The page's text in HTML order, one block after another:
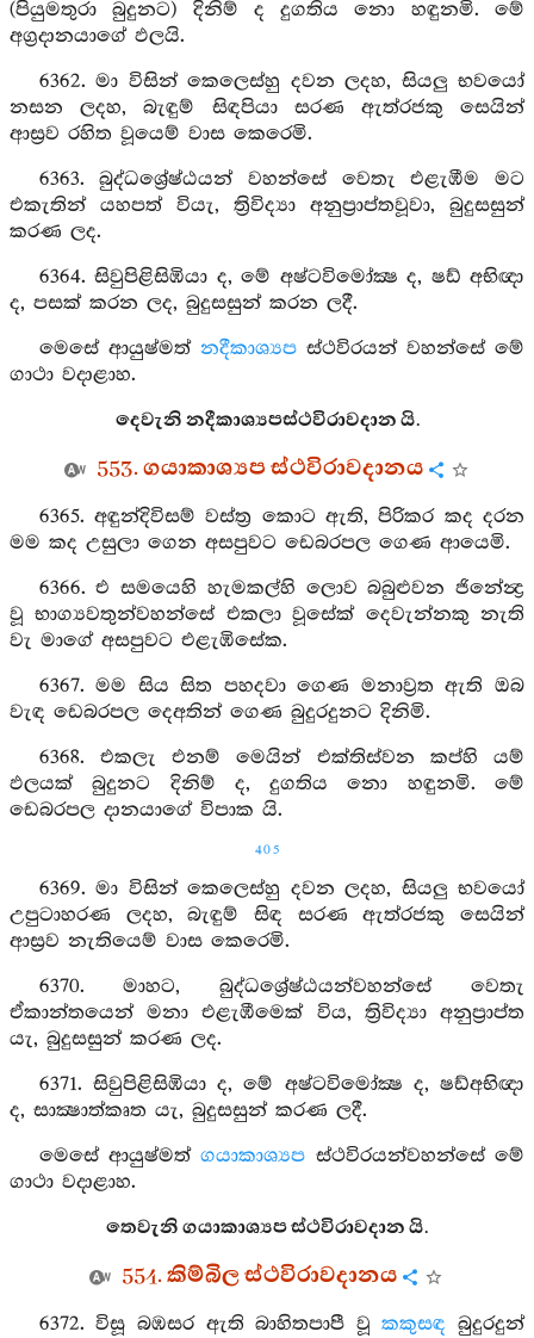
(පියුමතුරා බුදුනට) දිනිම් ද දුගතිය නො හඳුනමි. මේ
අග්‍රදානයාගේ ඵලයි.
6362. මා විසින් කෙලෙස්හු දවන ලදහ, සියලු භවයෝ
නසන ලදහ, බැඳුම් සිඳපියා සරණ ඇත්රජකු සෙයින්
ආස්‍රව රහිත වූයෙම් වාස කෙරෙමි.
6363. බුද්ධශ්‍රේෂ්ඨයන් වහන්සේ වෙතැ එළැඹීම මට
එකැතින් යහපත් වියැ, ත්‍රිවිද්‍යා අනුප්‍රාප්තවූවා, බුදුසසුන්
කරණ ලද.
6364. සිවුපිළිසිඹියා ද, මේ අෂ්ටවිමෝක්‍ෂ ද, ෂඩ් අභිඥා
ද, පසක් කරන ලද, බුදුසසුන් කරන ලදී.
මෙසේ ආයුෂ්මත් නදීකාශ්‍යපස්ථවිරයන් වහන්සේ මේ
ගාථා වදාළාහ.
දෙවැනි නදීකාශ්‍යපස්ථවිරාවදාන යි.
553. ගයාකාශ්‍යප ස්ථවිරාවදානය
6365. අඳුන්දිවිසම් වස්ත්‍ර කොට ඇති, පිරිකර කද දරන
මම කද උසුලා ගෙන අසපුවට ඩෙබරපල ගෙණ ආයෙමි.
6366. එ සමයෙහි හැමකල්හි ලොව බබුළුවන ජිනේන්‍ද්‍ර
වූ භාග්‍යවතුන්වහන්සේ එකලා වූසේක් දෙවැන්නකු නැති
වැ මාගේ අසපුවට එළැඹිසේක.
6367. මම සිය සිත පහදවා ගෙණ මනාව්‍රත ඇති ඔබ
වැඳ ඩෙබරපල දෙඅතින් ගෙණ බුදුරදුනට දිනිමි.
6368. එකලැ එනම් මෙයින් එක්තිස්වන කප්හි යම්
ඵලයක් බුදුනට දිනිම් ද, දුගතිය නො හඳුනමි. මේ
ඩෙබරපල දානයාගේ විපාක යි.
405
6369. මා විසින් කෙලෙස්හු දවන ලදහ, සියලු භවයෝ
උපුටාහරණ ලදහ, බැඳුම් සිඳ සරණ ඇත්රජකු සෙයින්
ආස්‍රව නැතියෙම් වාස කෙරෙමි.
6370. මාහට, බුද්ධශ්‍රේෂ්ඨයන්වහන්සේ වෙතැ
ඒකාන්තයෙන් මනා එළැඹීමෙක් විය, ත්‍රිවිද්‍යා අනුප්‍රාප්ත
යැ, බුදුසසුන් කරණ ලද.
6371. සිවුපිළිසිඹියා ද, මේ අෂ්ටවිමෝක්‍ෂ ද, ෂඩ්අභිඥා
ද, සාක්‍ෂාත්කෘත යැ, බුදුසසුන් කරණ ලදී.
මෙසේ ආයුෂ්මත්ගයාකාශ්‍යප ස්ථවිරයන්වහන්සේ මේ
ගාථා වදාළාහ.
තෙවැනි ගයාකාශ්‍යප ස්ථවිරාවදාන යි.
554. කිම්බිල ස්ථවිරාවදානය
6372. විසූ බඹසර ඇති බාහිතපාපී වූකකුසඳ බුදුරදුන්